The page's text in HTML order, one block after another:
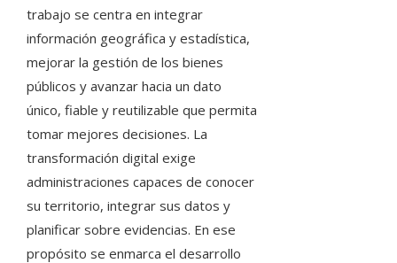
trabajo se centra en integrar
información geográfica y estadística,
mejorar la gestión de los bienes
públicos y avanzar hacia un dato
único, fiable y reutilizable que permita
tomar mejores decisiones. La
transformación digital exige
administraciones capaces de conocer
su territorio, integrar sus datos y
planificar sobre evidencias. En ese
propósito se enmarca el desarrollo